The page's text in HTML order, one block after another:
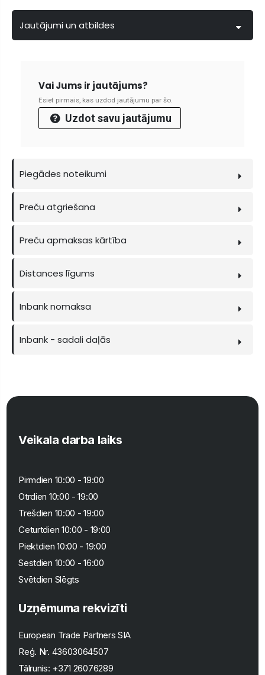
Jautājumi un atbildes
Vai Jums ir jautājums?
Esiet pirmais, kas uzdod jautājumu par šo.
Uzdot savu jautājumu
Piegādes noteikumi
Preču atgriešana
Preču apmaksas kārtība
Distances līgums
Inbank nomaksa
Inbank - sadali daļās
Veikala darba laiks
Pirmdien 10:00 - 19:00
Otrdien 10:00 - 19:00
Trešdien 10:00 - 19:00
Ceturtdien 10:00 - 19:00
Piektdien 10:00 - 19:00
Sestdien 10:00 - 16:00
Svētdien Slēgts
Uzņēmuma rekvizīti
European Trade Partners SIA
Reģ. Nr. 43603064507
Tālrunis: +371 26076289